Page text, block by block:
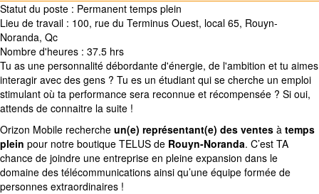
Statut du poste : Permanent temps plein
Lieu de travail : 100, rue du Terminus Ouest, local 65, Rouyn-
Noranda, Qc
Nombre d'heures : 37.5 hrs
Tu as une personnalité débordante d'énergie, de l'ambition et tu aimes
interagir avec des gens ? Tu es un étudiant qui se cherche un emploi
stimulant où ta performance sera reconnue et récompensée ? Si oui,
attends de connaitre la suite !
Orizon Mobile recherche un(e) représentant(e) des ventes à temps
plein pour notre boutique TELUS de Rouyn-Noranda. C’est TA
chance de joindre une entreprise en pleine expansion dans le
domaine des télécommunications ainsi qu’une équipe formée de
personnes extraordinaires !